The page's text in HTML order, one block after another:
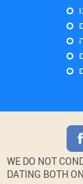
WE DO NOT
DATING BOTH